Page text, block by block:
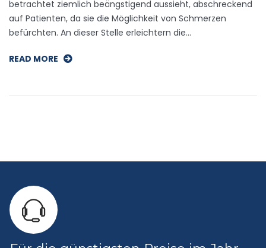
betrachtet ziemlich beängstigend aussieht, abschreckend
auf Patienten, da sie die Möglichkeit von Schmerzen
befürchten. An dieser Stelle erleichtern die…
READ MORE